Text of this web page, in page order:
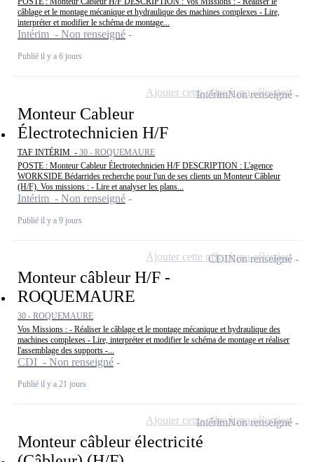
câblage et le montage mécanique et hydraulique des machines complexes - Lire,
interpréter et modifier le schéma de montage...
Intérim - Non renseigné
Publié il y a 6 jours
Monteur Cableur
Électrotechnicien H/F
TAF INTÉRIM - 30 - ROQUEMAURE
POSTE : Monteur Cableur Électrotechnicien H/F DESCRIPTION : L'agence
WORKSIDE Bédarrides recherche pour l'un de ses clients un Monteur Câbleur
(H/F). Vos missions : - Lire et analyser les plans...
Intérim - Non renseigné
Publié il y a 9 jours
IntérimNon renseigné
Ajouter cette offre à ma sélection
Monteur câbleur H/F -
ROQUEMAURE
30 - ROQUEMAURE
Vos Missions : - Réaliser le câblage et le montage mécanique et hydraulique des
machines complexes - Lire, interpréter et modifier le schéma de montage et réaliser
l'assemblage des supports -...
CDI - Non renseigné
Publié il y a 21 jours
CDINon renseigné
Ajouter cette offre à ma sélection
Monteur câbleur électricité
IntérimNon renseigné
Ajouter cette offre à ma sélection